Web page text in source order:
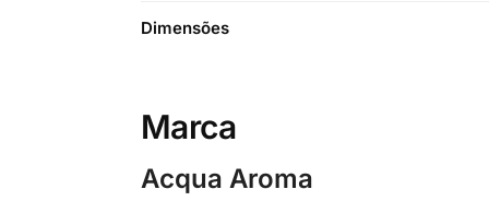
Dimensões
Marca
Acqua Aroma